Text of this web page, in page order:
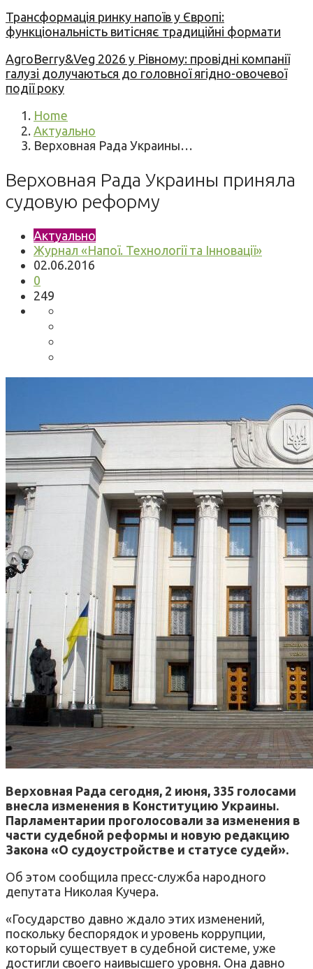
Трансформація ринку напоїв у Європі:
функціональність витісняє традиційні формати
AgroBerry&Veg 2026 у Рівному: провідні компанії
галузі долучаються до головної ягідно-овочевої
події року
Home
Актуально
Верховная Рада Украины…
Верховная Рада Украины приняла
судовую реформу
Актуально
Журнал «Напої. Технології та Інновації»
02.06.2016
0
249
Верховная Рада сегодня, 2 июня, 335 голосами
внесла изменения в Конституцию Украины.
Парламентарии проголосовали за изменения в
части судебной реформы и новую редакцию
Закона «О судоустройстве и статусе судей».
Об этом сообщила пресс-служба народного
депутата Николая Кучера.
«Государство давно ждало этих изменений,
поскольку беспорядок и уровень коррупции,
который существует в судебной системе, уже
достигли своего наивысшего уровня. Она давно